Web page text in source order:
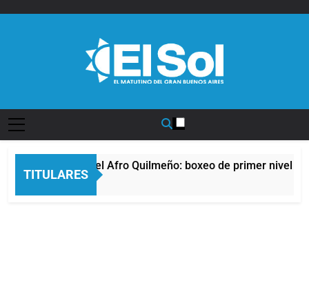
TITULARES
La noche del Afro Quilmeño: boxeo de primer nivel en
12 Horas Atrás